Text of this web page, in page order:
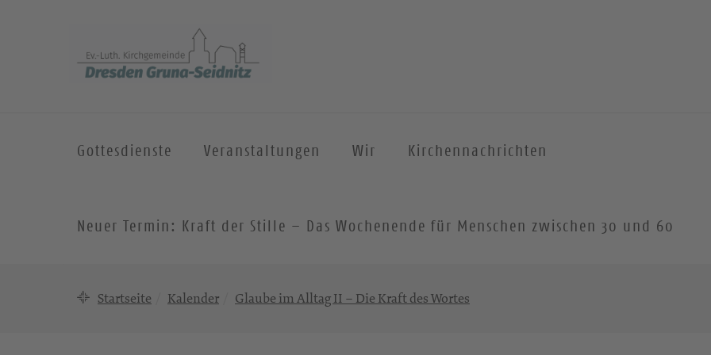
Gottesdienste Veranstaltungen Wir Kirchennachrichten
Neuer Termin: Kraft der Stille – Das Wochenende für Menschen zwischen 30 und 60
Startseite Kalender Glaube im Alltag II – Die Kraft des Wortes